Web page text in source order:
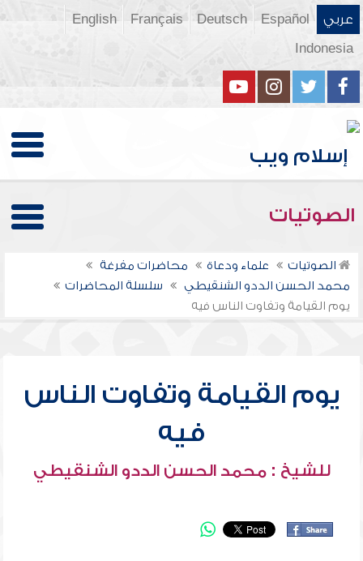
عربي Español
Deutsch
Français
English
Indonesia
الصوتيات
الصوتيات علماء ودعاة
محاضرات مفرغة
محمد الحسن الددو الشنقيطي
سلسلة المحاضرات
يوم القيامة وتفاوت الناس فيه
يوم القيامة وتفاوت الناس
فيه
للشيخ : محمد الحسن الددو الشنقيطي